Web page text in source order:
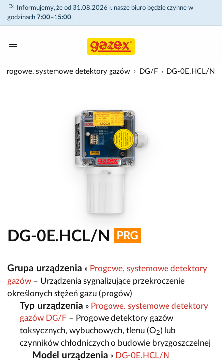
Informujemy, że od 31.08.2026 r. nasze biuro będzie czynne w
godzinach 7:00–15:00.
Progowe, systemowe detektory gazów DG/F DG-0E.HCL/N
DG-0E.HCL/N
Grupa urządzenia » Progowe, systemowe detektory
gazów – Urządzenia sygnalizujące przekroczenie
określonych stężeń gazu (progów)
Typ urządzenia » Progowe, systemowe detektory
gazów DG/F – Progowe detektory gazów
toksycznych, wybuchowych, tlenu (O2) lub
czynników chłodniczych o budowie bryzgoszczelnej
Model urządzenia » DG-0E.HCL/N